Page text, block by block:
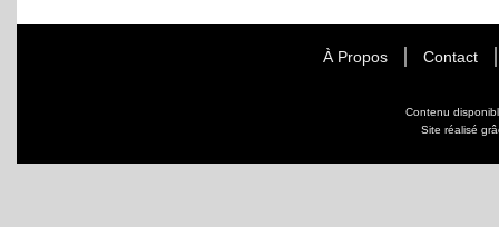
À Propos Contact
Contenu
Site réalisé